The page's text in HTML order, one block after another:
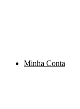
Minha Conta